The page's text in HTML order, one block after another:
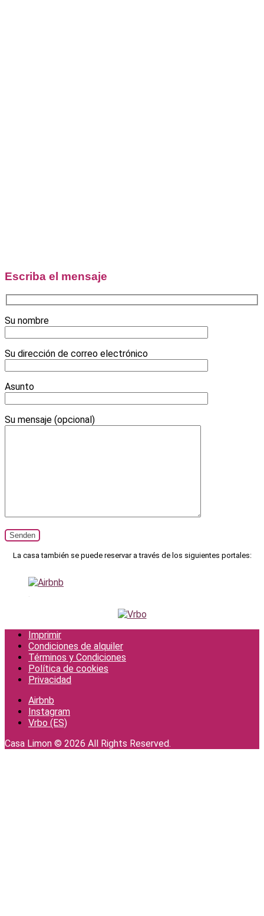
Escriba el mensaje
Su nombre
Su dirección de correo electrónico
Asunto
Su mensaje (opcional)
La casa también se puede reservar a través de los siguientes portales:
.
Imprimir
Condiciones de alquiler
Términos y Condiciones
Política de cookies
Privacidad
Airbnb
Instagram
Vrbo (ES)
Casa Limon © 2026 All Rights Reserved.